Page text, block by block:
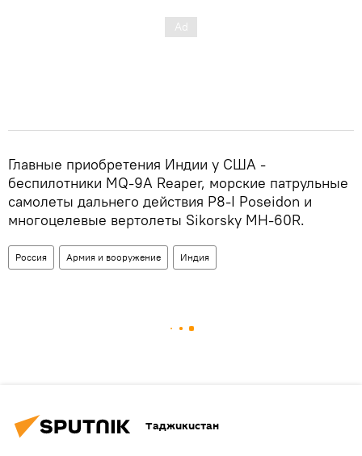
Главные приобретения Индии у США -
беспилотники MQ-9A Reaper, морские патрульные
самолеты дальнего действия P8-I Poseidon и
многоцелевые вертолеты Sikorsky MH-60R.
Россия Армия и вооружение Индия
Таджикистан